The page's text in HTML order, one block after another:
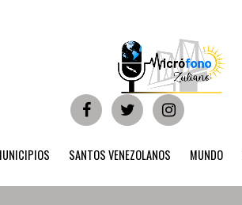
SANTOS VENEZOLANOS MUNDO